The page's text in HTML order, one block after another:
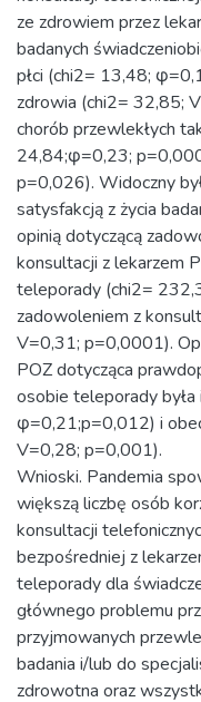
ze zdrowiem przez
badanych
płci (chi2= 13,48;
zdrowia (chi2= 32,85;
chorób przewlekłych
24,84;φ=0,23;
p=0,026). Widoczny
satysfakcją z życia
opinią dotyczącą
konsultacji z lekarzem
teleporady (chi2=
zadowoleniem z
V=0,31; p=0,0001).
POZ dotycząca
osobie teleporady
φ=0,21;p=0,012) i
V=0,28; p=0,001).
Wnioski. Pandemia
większą liczbę osób
konsultacji
bezpośredniej z
teleporady dla
głównego problemu
przyjmowanych
badania i/lub do
zdrowotna oraz